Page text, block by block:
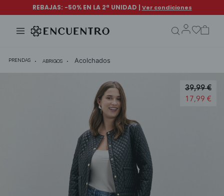
PRENDAS ABRIGOS Acolchados
Price
39,99 €
17,99 €